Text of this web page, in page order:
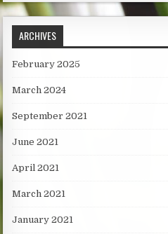
ARCHIVES
February 2025
March 2024
September 2021
June 2021
April 2021
March 2021
January 2021